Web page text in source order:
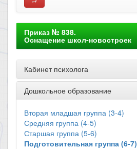
Приказ № 838.
Оснащение школ-новостроек
Кабинет психолога
Дошкольное образование
Вторая младшая группа (3-4)
Средняя группа (4-5)
Старшая группа (5-6)
Подготовительная группа (6-7)